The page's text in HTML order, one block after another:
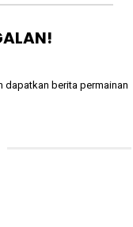
dapatkan berita permainan